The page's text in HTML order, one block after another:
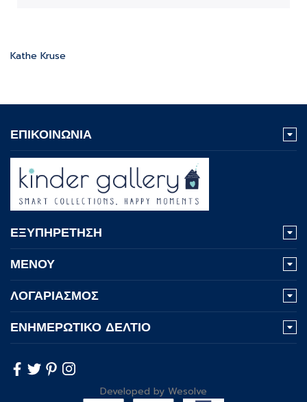
Kathe Kruse
ΕΠΙΚΟΙΝΩΝΙΑ
ΕΞΥΠΗΡΕΤΗΣΗ
ΜΕΝΟΥ
ΛΟΓΑΡΙΑΣΜΟΣ
ΕΝΗΜΕΡΩΤΙΚΟ ΔΕΛΤΙΟ
Developed by Wesolve